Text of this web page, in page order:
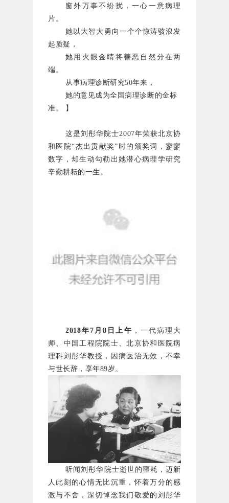
窗外万事不纷扰，一心一意病理
片。
她以大智大勇向一个个惊涛骇浪发
起质疑，
她用火眼金睛将善恶自然分在两
端。
从事病理诊断研究50年来，
她的意见成为全国病理诊断的金标
准。
】
这是刘彤华院士2007年荣获北京协
和医院“杰出贡献奖”时的颁奖词，寥寥
数字，却生动勾勒出她潜心病理学研究
辛勤耕耘的一生。
2018年7月8日上午 ，一代病理大
师、中国工程院院士、北京协和医院病
理科刘彤华教授，因病医治无效，不幸
与世长辞，享年89岁。
听闻刘彤华院士逝世的噩耗，迈新
人此刻的心情无比沉重，怀着万分的感
激与不舍，深切悼念我们敬爱的刘彤华